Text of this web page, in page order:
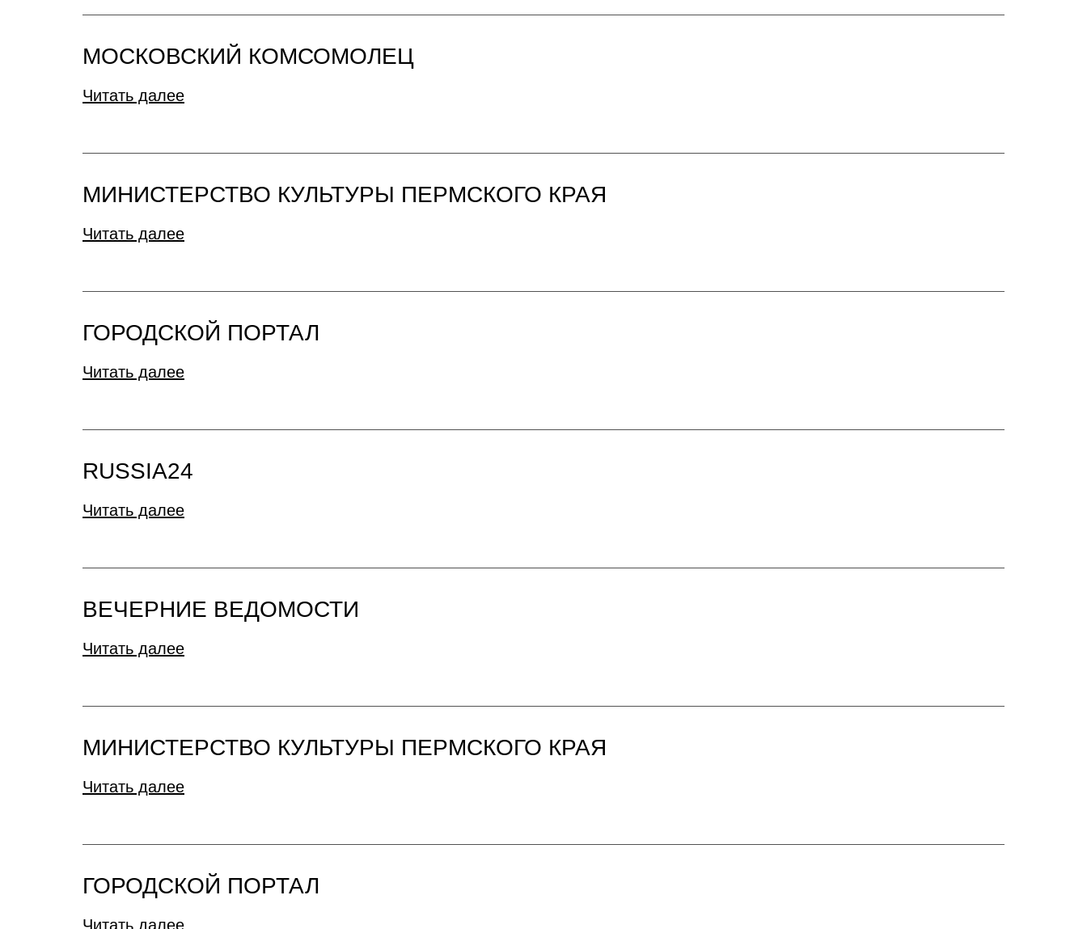
МОСКОВСКИЙ КОМСОМОЛЕЦ
Читать далее
МИНИСТЕРСТВО КУЛЬТУРЫ ПЕРМСКОГО КРАЯ
Читать далее
ГОРОДСКОЙ ПОРТАЛ
Читать далее
RUSSIA24
Читать далее
ВЕЧЕРНИЕ ВЕДОМОСТИ
Читать далее
МИНИСТЕРСТВО КУЛЬТУРЫ ПЕРМСКОГО КРАЯ
Читать далее
ГОРОДСКОЙ ПОРТАЛ
Читать далее